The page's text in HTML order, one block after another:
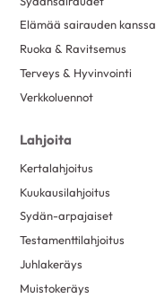
Elämää sairauden kanssa
Ruoka & Ravitsemus
Terveys & Hyvinvointi
Verkkoluennot
Lahjoita
Kertalahjoitus
Kuukausilahjoitus
Sydän-arpajaiset
Testamenttilahjoitus
Juhlakeräys
Muistokeräys